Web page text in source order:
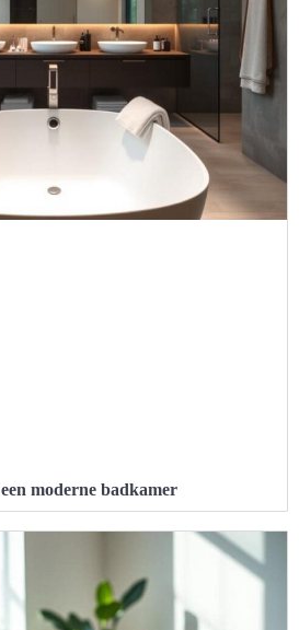
moderne badkamer